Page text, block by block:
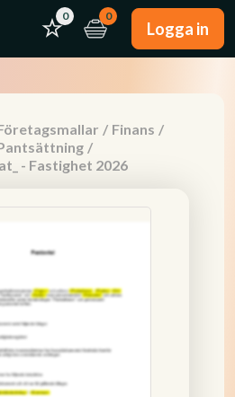
0 0
Logga in
/ Finans /
/
- Fastighet 2026